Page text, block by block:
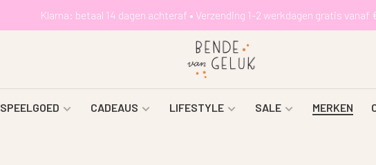
Klarna: betaal 14 dagen achteraf • Verzending 1-2 werkdagen gratis vanaf
SPEELGOED CADEAUS LIFESTYLE SALE MERKEN